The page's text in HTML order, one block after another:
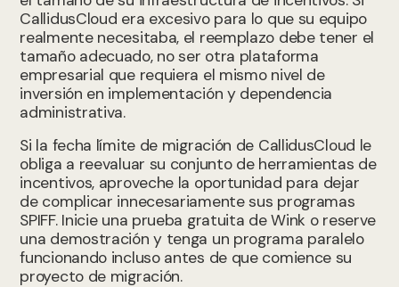
CallidusCloud era excesivo para lo que su equipo
realmente necesitaba, el reemplazo debe tener el
tamaño adecuado, no ser otra plataforma
empresarial que requiera el mismo nivel de
inversión en implementación y dependencia
administrativa.
Si la fecha límite de migración de CallidusCloud le
obliga a reevaluar su conjunto de herramientas de
incentivos, aproveche la oportunidad para dejar
de complicar innecesariamente sus programas
SPIFF. Inicie una prueba gratuita de Wink o reserve
una demostración y tenga un programa paralelo
funcionando incluso antes de que comience su
proyecto de migración.